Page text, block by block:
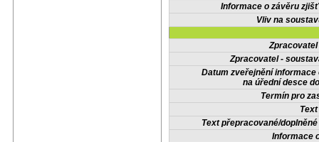
Informace o závěru
Vliv na
Zpracovatel -
Datum zveřejnění informace
na úřední desce
Termín pro
Text přepracované/
Informace